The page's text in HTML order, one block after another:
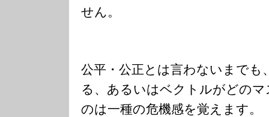
せん。
公平・公正とは言わないまでも
る、あるいはベクトルがどの
のは一種の危機感を覚えます。